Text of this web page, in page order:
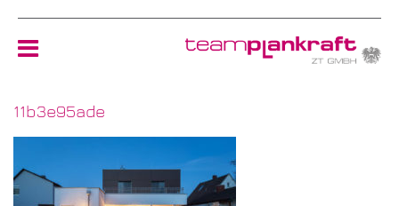
TEAM
11b3e95ade